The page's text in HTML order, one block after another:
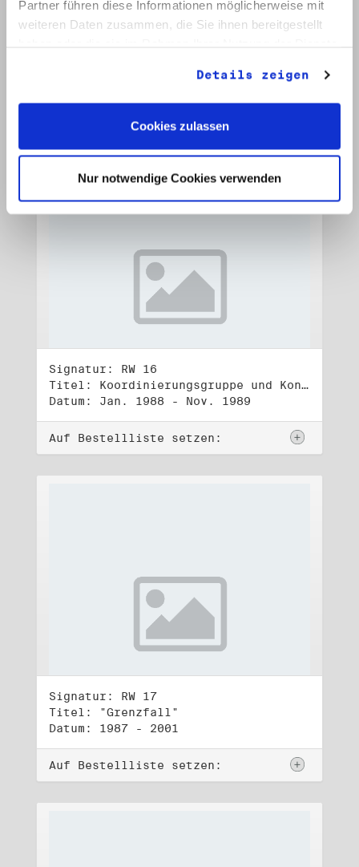
Partner führen diese Informationen möglicherweise mit
weiteren Daten zusammen, die Sie ihnen bereitgestellt
Details zeigen
Cookies zulassen
Nur notwendige Cookies verwenden
Signatur: RW 16
Titel: Koordinierungsgruppe und Kontakttelefongruppe
Datum: Jan. 1988 - Nov. 1989
Auf Bestellliste setzen:
Signatur: RW 17
Titel: "Grenzfall"
Datum: 1987 - 2001
Auf Bestellliste setzen: